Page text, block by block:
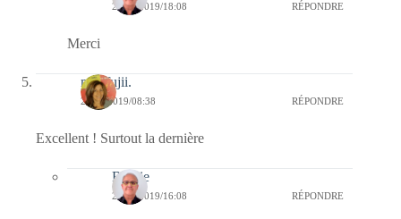
24/02/2019/18:08 RÉPONDRE
Merci
missfujii.
23/02/2019/08:38 RÉPONDRE
Excellent ! Surtout la dernière
Bernie
23/02/2019/16:08 RÉPONDRE